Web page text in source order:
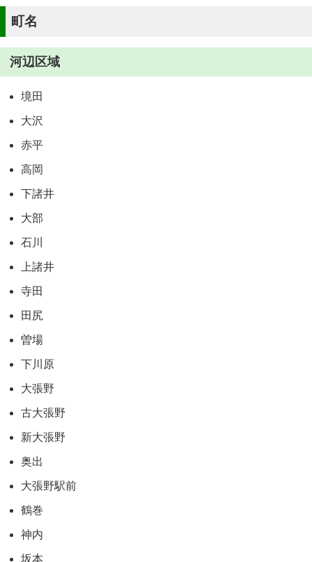
町名
河辺区域
境田
大沢
赤平
高岡
下諸井
大部
石川
上諸井
寺田
田尻
曽場
下川原
大張野
古大張野
新大張野
奥出
大張野駅前
鶴巻
神内
坂本